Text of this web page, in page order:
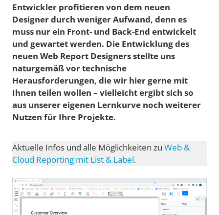
Entwickler profitieren von dem neuen
Designer durch weniger Aufwand, denn es
muss nur ein Front- und Back-End entwickelt
und gewartet werden. Die Entwicklung des
neuen Web Report Designers stellte uns
naturgemäß vor technische
Herausforderungen, die wir hier gerne mit
Ihnen teilen wollen – vielleicht ergibt sich so
aus unserer eigenen Lernkurve noch weiterer
Nutzen für Ihre Projekte.
Aktuelle Infos und alle Möglichkeiten zu Web &
Cloud Reporting mit List & Label.